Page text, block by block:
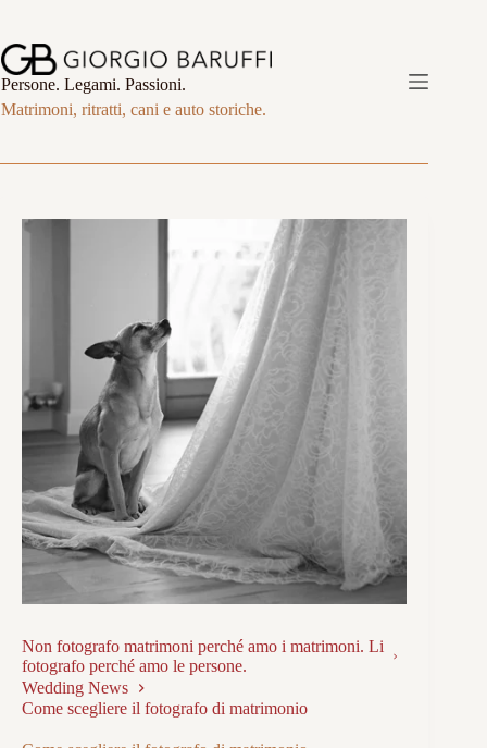
contenuto
Persone. Legami. Passioni.
Matrimoni, ritratti, cani e auto storiche.
Non fotografo matrimoni perché amo i matrimoni. Li
fotografo perché amo le persone.
Wedding News
Come scegliere il fotografo di matrimonio